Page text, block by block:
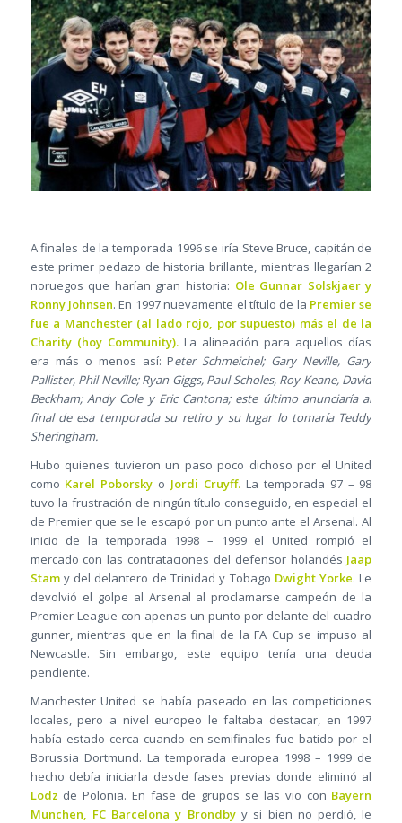
A finales de la temporada 1996 se iría Steve Bruce, capitán de
este primer pedazo de historia brillante, mientras llegarían 2
noruegos que harían gran historia: Ole Gunnar Solskjaer y
Ronny Johnsen. En 1997 nuevamente el título de la Premier se
fue a Manchester (al lado rojo, por supuesto) más el de la
Charity (hoy Community).La alineación para aquellos días
era más o menos así: Peter Schmeichel; Gary Neville, Gary
Pallister, Phil Neville; Ryan Giggs, Paul Scholes, Roy Keane, David
Beckham; Andy Cole y Eric Cantona; este último anunciaría al
final de esa temporada su retiro y su lugar lo tomaría Teddy
Sheringham.
Hubo quienes tuvieron un paso poco dichoso por el United
como Karel Poborsky o Jordi Cruyff. La temporada 97 – 98
tuvo la frustración de ningún título conseguido, en especial el
de Premier que se le escapó por un punto ante el Arsenal. Al
inicio de la temporada 1998 – 1999 el United rompió el
mercado con las contrataciones del defensor holandés Jaap
Stamy del delantero de Trinidad y Tobago Dwight Yorke. Le
devolvió el golpe al Arsenal al proclamarse campeón de la
Premier League con apenas un punto por delante del cuadro
gunner, mientras que en la final de la FA Cup se impuso al
Newcastle. Sin embargo, este equipo tenía una deuda
pendiente.
Manchester United se había paseado en las competiciones
locales, pero a nivel europeo le faltaba destacar, en 1997
había estado cerca cuando en semifinales fue batido por el
Borussia Dortmund. La temporada europea 1998 – 1999 de
hecho debía iniciarla desde fases previas donde eliminó al
Lodz de Polonia. En fase de grupos se las vio con Bayern
Munchen, FC Barcelona y Brondbyy si bien no perdió, le